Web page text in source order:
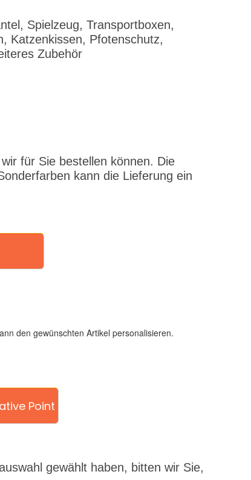
Spielzeug, Transportboxen,
Katzenkissen, Pfotenschutz,
Zubehör
für Sie bestellen können. Die
kann die Lieferung ein
den gewünschten Artikel personalisieren.
Point
gewählt haben, bitten wir Sie,